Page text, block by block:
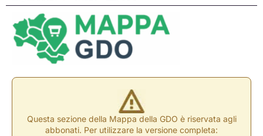
Questa sezione della Mappa della GDO è riservata agli
abbonati. Per utilizzare la versione completa: